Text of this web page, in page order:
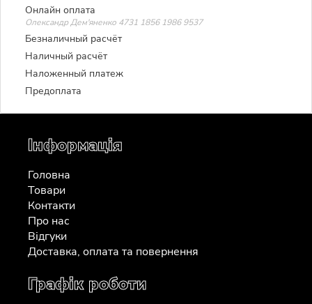
Онлайн оплата
Олександр Дем'яненко 4731 1856 1986 9537
Безналичный расчёт
Наличный расчёт
Наложенный платеж
Предоплата
Інформація
Головна
Товари
Контакти
Про нас
Відгуки
Доставка, оплата та повернення
Графік роботи